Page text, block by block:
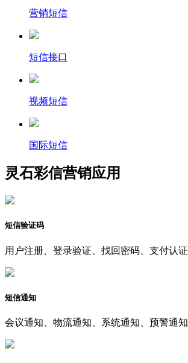
营销短信
短信接口
视频短信
国际短信
灵石彩信营销应用
短信验证码
用户注册、登录验证、找回密码、支付认证
短信通知
会议通知、物流通知、系统通知、预警通知